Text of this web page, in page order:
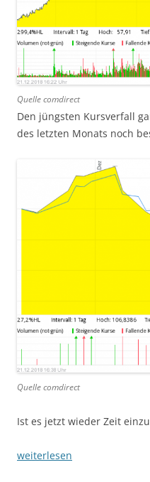
Quelle comdirect
Den jüngsten Kursverfall
des letzten Monats noch
Quelle comdirect
Ist es jetzt wieder Zeit
weiterlesen